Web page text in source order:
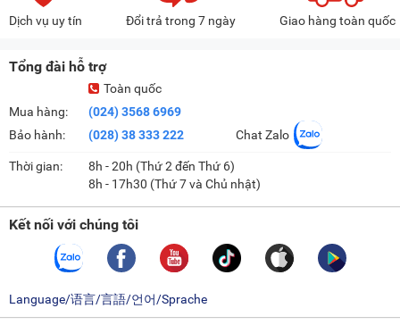
Dịch vụ uy tín Đổi trả trong 7 ngày Giao hàng toàn quốc
Tổng đài hỗ trợ
Mua hàng:
Bảo hành:
Toàn quốc
(024) 3568 6969
(028) 38 333 222
Chat Zalo
Thời gian:
8h - 20h (Thứ 2 đến Thứ 6)
8h - 17h30 (Thứ 7 và Chủ nhật)
Kết nối với chúng tôi
Language/语言/言語/언어/Sprache